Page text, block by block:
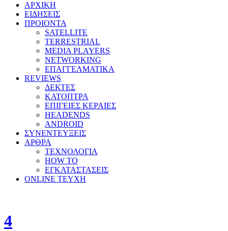
ΑΡΧΙΚΗ
ΕΙΔΗΣΕΙΣ
ΠΡΟΙΟΝΤΑ
SATELLITE
TERRESTRIAL
MEDIA PLAYERS
NETWORKING
ΕΠΑΓΓΕΛΜΑΤΙΚΑ
REVIEWS
ΔΕΚΤΕΣ
ΚΑΤΟΠΤΡΑ
ΕΠΙΓΕΙΕΣ ΚΕΡΑΙΕΣ
HEADENDS
ANDROID
ΣΥΝΕΝΤΕΥΞΕΙΣ
ΑΡΘΡΑ
ΤΕΧΝΟΛΟΓΙΑ
HOW TO
ΕΓΚΑΤΑΣΤΑΣΕΙΣ
ONLINE TEYXH
4